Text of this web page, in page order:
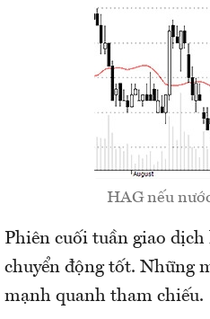
HAG nếu
Phiên cuối tuần giao
chuyển động tốt. Những
mạnh quanh tham chiếu.